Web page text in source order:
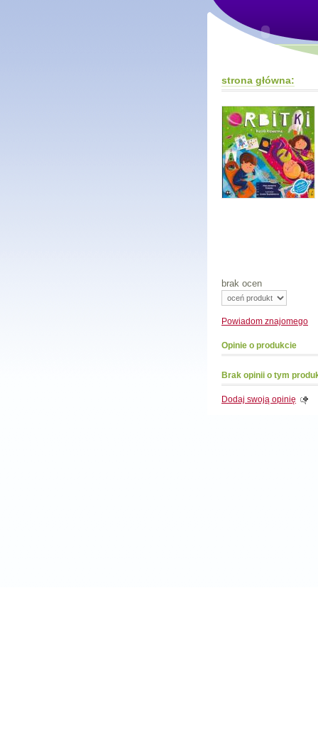
strona główna:
brak ocen
Powiadom znajomego
Opinie o produkcie
Brak opinii o tym
Dodaj swoją opinię